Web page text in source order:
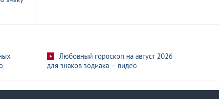
Любовный гороскоп на август 2026
для знаков зодиака — видео